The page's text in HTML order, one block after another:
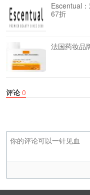
Escentual
67折
法国药妆品
评论 0